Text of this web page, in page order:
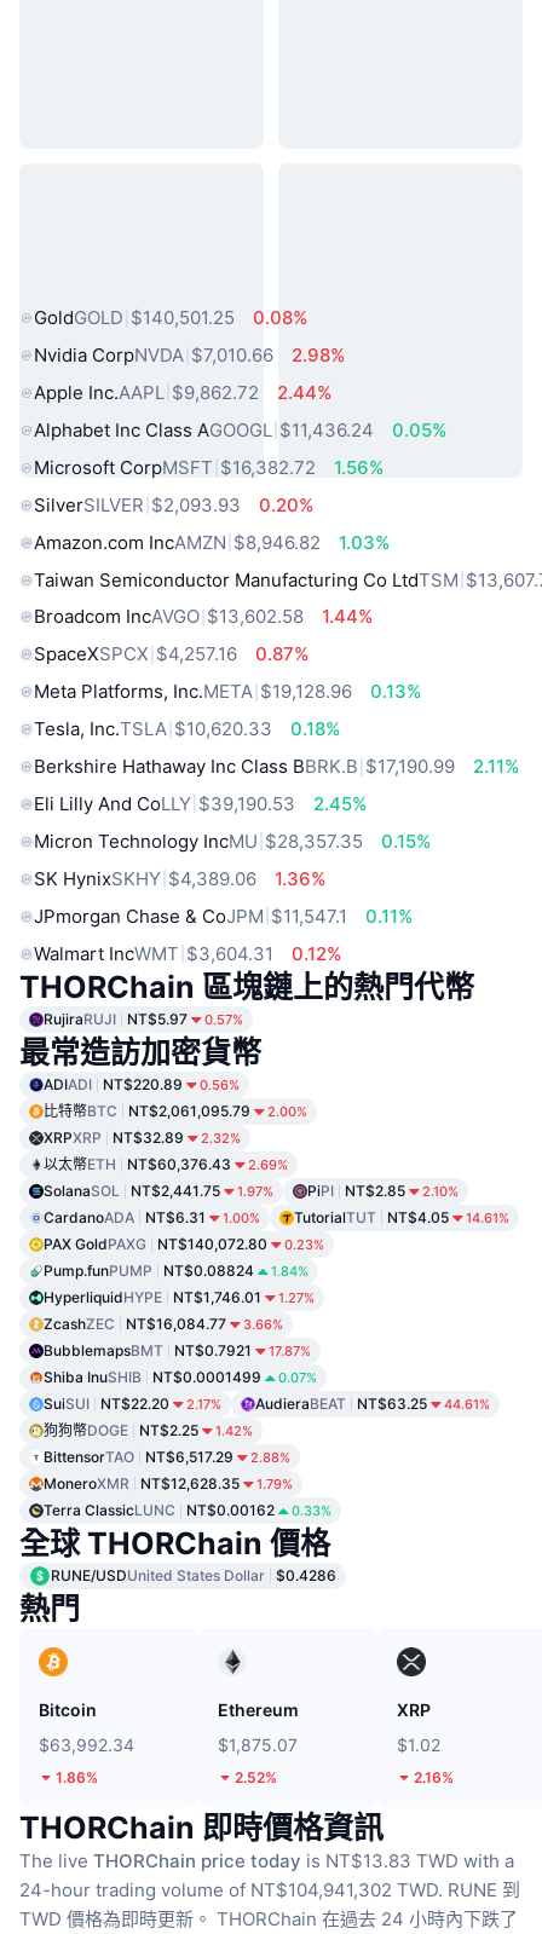
GoldGOLD $140,501.25
0.08%
Nvidia CorpNVDA $7,010.66
2.98%
Apple Inc.AAPL $9,862.72
2.44%
Alphabet Inc Class AGOOGL $11,436.24
0.05%
Microsoft CorpMSFT $16,382.72
1.56%
SilverSILVER $2,093.93
0.20%
Amazon.com IncAMZN $8,946.82
1.03%
Taiwan Semiconductor Manufacturing Co LtdTSM
Broadcom IncAVGO $13,602.58
1.44%
SpaceXSPCX $4,257.16
0.87%
Meta Platforms, Inc.META $19,128.96
0.13%
Tesla, Inc.TSLA $10,620.33
0.18%
Berkshire Hathaway Inc Class BBRK.B $17,190.99
2.11%
Eli Lilly And CoLLY $39,190.53
2.45%
Micron Technology IncMU $28,357.35
0.15%
SK HynixSKHY $4,389.06
1.36%
JPmorgan Chase & CoJPM $11,547.1
0.11%
Walmart IncWMT $3,604.31 0.12%
THORChain 區塊鏈上的熱門代幣
RujiraRUJI NT$5.97 0.57%
最常造訪加密貨幣
ADIADI NT$220.89 0.56%
比特幣BTC NT$2,061,095.79 2.00%
XRPXRP NT$32.89 2.32%
以太幣ETH NT$60,376.43 2.69%
SolanaSOL NT$2,441.75 1.97% PiPI NT$2.85 2.10%
CardanoADA NT$6.31 1.00% TutorialTUT NT$4.05 14.61%
PAX GoldPAXG NT$140,072.80 0.23%
Pump.funPUMP NT$0.08824 1.84%
HyperliquidHYPE NT$1,746.01 1.27%
ZcashZEC NT$16,084.77 3.66%
BubblemapsBMT NT$0.7921 17.87%
Shiba InuSHIB NT$0.0001499 0.07%
SuiSUI NT$22.20 2.17% AudieraBEAT NT$63.25 44.61%
狗狗幣DOGE NT$2.25 1.42%
BittensorTAO NT$6,517.29 2.88%
MoneroXMR NT$12,628.35 1.79%
Terra ClassicLUNC NT$0.00162 0.33%
全球 THORChain 價格
RUNE/USDUnited States Dollar $0.4286
熱門
Bitcoin
$63,992.34
1.86%
Ethereum
$1,875.07
2.52%
XRP
$1.02
2.16%
THORChain 即時價格資訊
The live THORChain price today is NT$13.83 TWD with a
24-hour trading volume of NT$104,941,302 TWD. RUNE 到
TWD 價格為即時更新。 THORChain 在過去 24 小時內下跌了